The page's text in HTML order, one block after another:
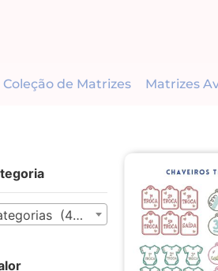
Coleção de Matrizes Matrizes
Todas as categorias (435)